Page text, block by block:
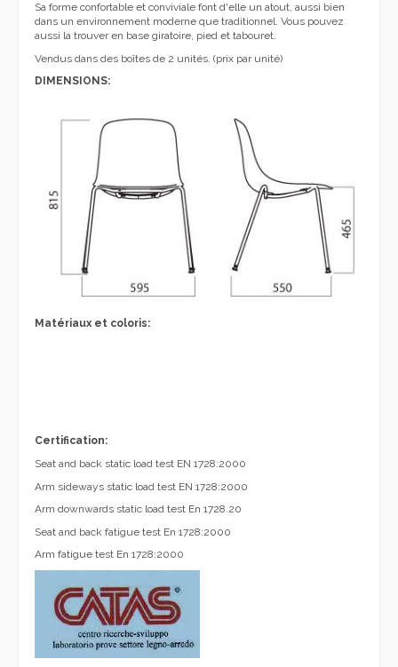
Sa forme confortable et conviviale font d'elle un atout, aussi bien
dans un environnement moderne que traditionnel. Vous pouvez
aussi la trouver en base giratoire, pied et tabouret.
Vendus dans des boîtes de 2 unités. (prix par unité)
DIMENSIONS:
Matériaux et coloris:
Certification:
Seat and back static load test EN 1728:2000
Arm sideways static load test EN 1728:2000
Arm downwards static load test En 1728.20
Seat and back fatigue test En 1728:2000
Arm fatigue test En 1728:2000